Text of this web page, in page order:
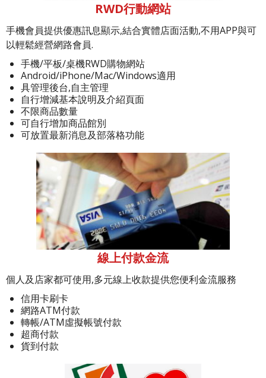
RWD行動網站
手機會員提供優惠訊息顯示,結合實體店面活動,不用APP與可
以輕鬆經營網路會員.
手機/平板/桌機RWD購物網站
Android/iPhone/Mac/Windows適用
具管理後台,自主管理
自行增減基本說明及介紹頁面
不限商品數量
可自行增加商品館別
可放置最新消息及部落格功能
線上付款金流
個人及店家都可使用,多元線上收款提供您便利金流服務
信用卡刷卡
網路ATM付款
轉帳/ATM虛擬帳號付款
超商付款
貨到付款